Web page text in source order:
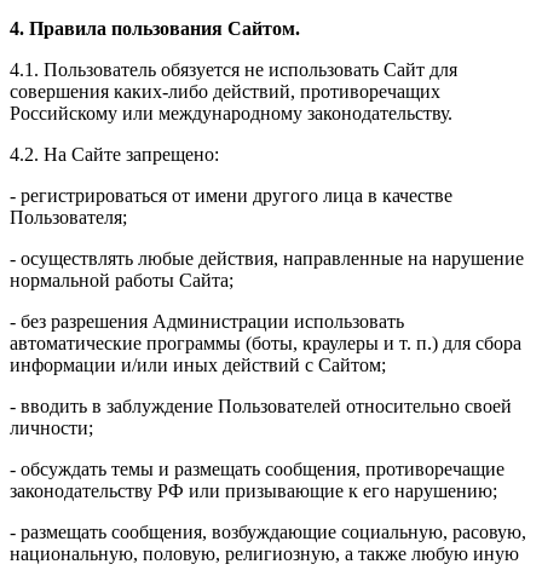
4. Правила пользования Сайтом.
4.1. Пользователь обязуется не использовать Сайт для
совершения каких-либо действий, противоречащих
Российскому или международному законодательству.
4.2. На Сайте запрещено:
- регистрироваться от имени другого лица в качестве
Пользователя;
- осуществлять любые действия, направленные на нарушение
нормальной работы Сайта;
- без разрешения Администрации использовать
автоматические программы (боты, краулеры и т. п.) для сбора
информации и/или иных действий с Сайтом;
- вводить в заблуждение Пользователей относительно своей
личности;
- обсуждать темы и размещать сообщения, противоречащие
законодательству РФ или призывающие к его нарушению;
- размещать сообщения, возбуждающие социальную, расовую,
национальную, половую, религиозную, а также любую иную